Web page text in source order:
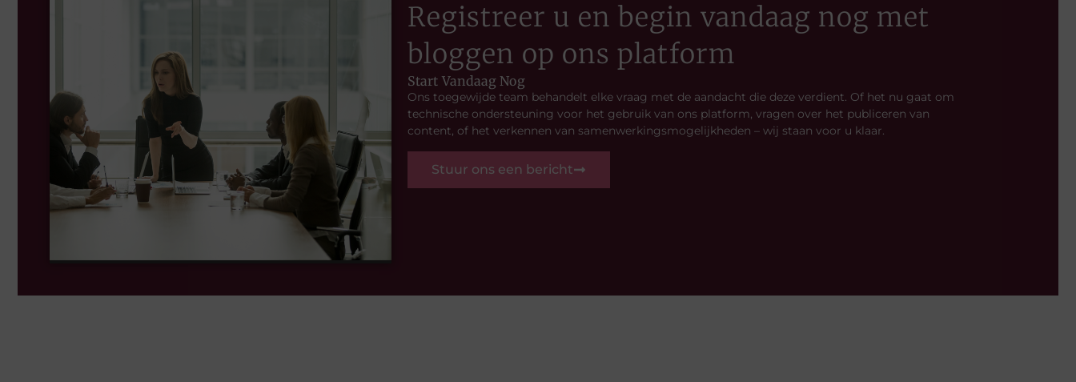
Registreer u en begin vandaag nog met
bloggen op ons platform
Start Vandaag Nog
Ons toegewijde team behandelt elke vraag met de aandacht die deze verdient. Of het nu gaat om
technische ondersteuning voor het gebruik van ons platform, vragen over het publiceren van
content, of het verkennen van samenwerkingsmogelijkheden – wij staan voor u klaar.
Stuur ons een bericht